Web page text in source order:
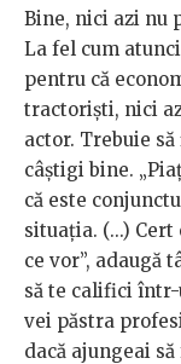
Bine, nici azi nu
La fel cum
pentru că
tractoriști, nici
actor. Trebuie
câștigi bine.
că este
situația. (...)
ce vor”, adaugă
să te califici
vei păstra
dacă ajungeai